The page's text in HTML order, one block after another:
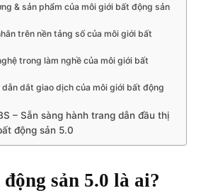
& sản phẩm của môi giới bất động sản
trên nền tảng số của môi giới bất
trong làm nghề của môi giới bất
dẫn dắt giao dịch của môi giới bất động
– Sẵn sàng hành trang dẫn đầu thị
động sản 5.0
sản 5.0 là ai?